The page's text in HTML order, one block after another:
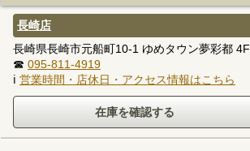
長崎店
長崎県長崎市元船町10-1 ゆめタウン夢彩都 4F
☎ 095-811-4919
ℹ 営業時間・店休日・アクセス情報はこちら